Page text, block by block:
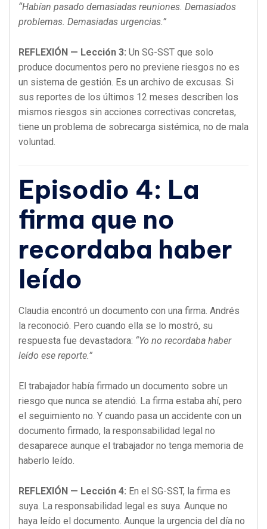
“Habían pasado demasiadas reuniones. Demasiados
problemas. Demasiadas urgencias.”
REFLEXIÓN — Lección 3: Un SG-SST que solo
produce documentos pero no previene riesgos no es
un sistema de gestión. Es un archivo de excusas. Si
sus reportes de los últimos 12 meses describen los
mismos riesgos sin acciones correctivas concretas,
tiene un problema de sobrecarga sistémica, no de mala
voluntad.
Episodio 4: La
firma que no
recordaba haber
leído
Claudia encontró un documento con una firma. Andrés
la reconoció. Pero cuando ella se lo mostró, su
respuesta fue devastadora: “Yo no recordaba haber
leído ese reporte.”
El trabajador había firmado un documento sobre un
riesgo que nunca se atendió. La firma estaba ahí, pero
el seguimiento no. Y cuando pasa un accidente con un
documento firmado, la responsabilidad legal no
desaparece aunque el trabajador no tenga memoria de
haberlo leído.
REFLEXIÓN — Lección 4: En el SG-SST, la firma es
suya. La responsabilidad legal es suya. Aunque no
haya leído el documento. Aunque la urgencia del día no